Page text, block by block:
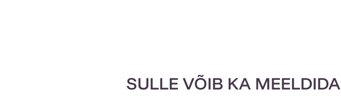
SULLE VÕIB KA MEELDIDA